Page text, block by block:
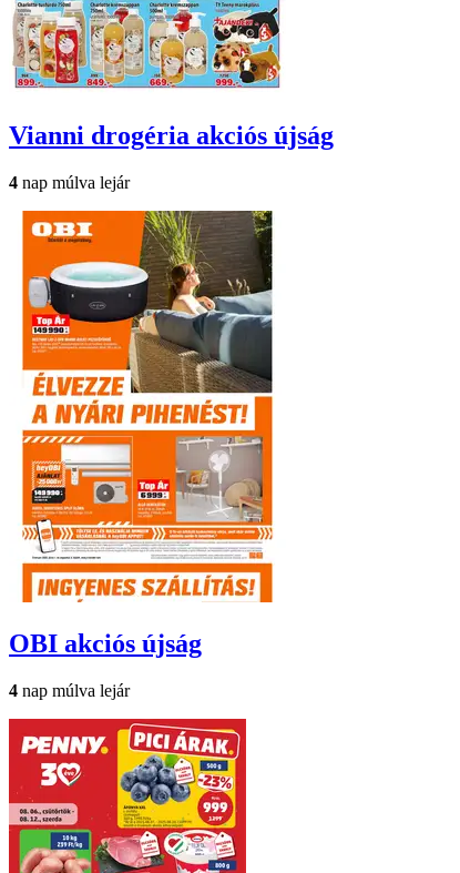
Vianni drogéria akciós újság
4 nap múlva lejár
OBI akciós újság
4 nap múlva lejár